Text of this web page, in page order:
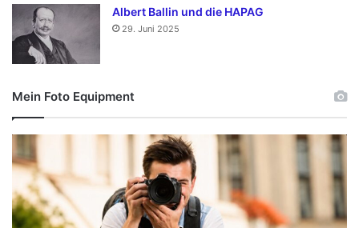
Albert Ballin und die HAPAG
29. Juni 2025
Mein Foto Equipment